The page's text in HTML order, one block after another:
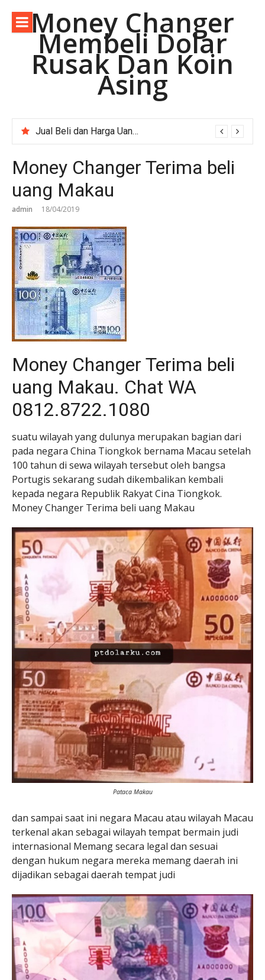
konten Money Changer
Membeli Dolar
Rusak Dan Koin
Asing
Jual Beli dan Harga Uang Asing Rupee Pakistan di Depok Jawa Barat.
Money Changer Terima Dolar Australia Lama.
Money Changer Terima beli
uang Makau
admin 18/04/2019
Money Changer Terima beli
uang Makau. Chat WA
0812.8722.1080
suatu wilayah yang dulunya merupakan bagian dari
pada negara China Tiongkok bernama Macau setelah
100 tahun di sewa wilayah tersebut oleh bangsa
Portugis sekarang sudah dikembalikan kembali
kepada negara Republik Rakyat Cina Tiongkok.
Money Changer Terima beli uang Makau
Pataca Makau
dan sampai saat ini negara Macau atau wilayah Macau
terkenal akan sebagai wilayah tempat bermain judi
internasional Memang secara legal dan sesuai
dengan hukum negara mereka memang daerah ini
dijadikan sebagai daerah tempat judi